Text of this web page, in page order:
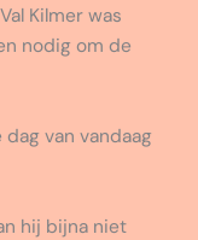
Kilmer was
nodig om de
van vandaag
hij bijna niet